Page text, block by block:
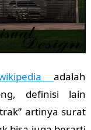
adalah
definisi lain
artinya surat